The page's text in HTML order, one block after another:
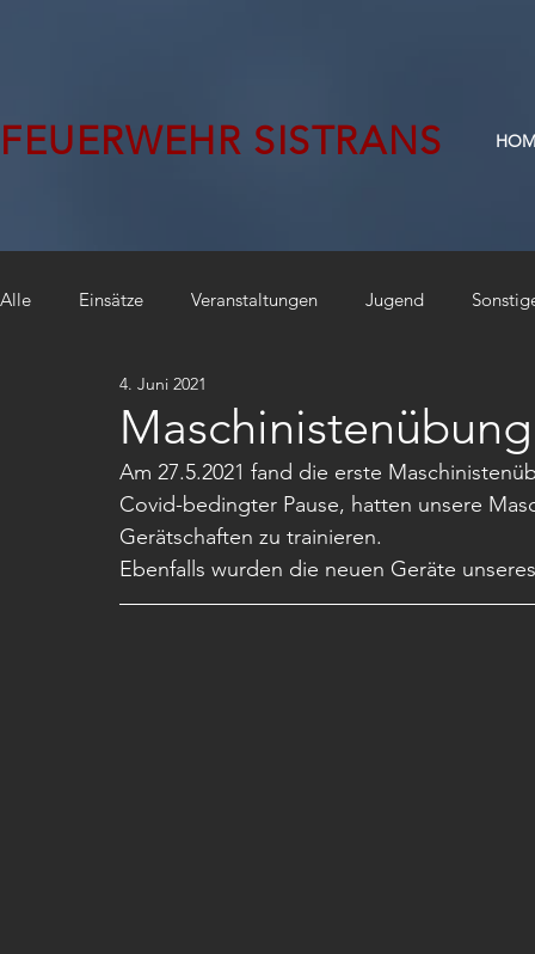
FEUERWEHR SISTRANS
Alle Einsätze Veranstaltungen Jugend
4. Juni 2021
Am 27.5.2021 fand die erste
Covid-bedingter Pause, hatten unsere
Gerätschaften zu trainieren.
Ebenfalls wurden die neuen Geräte